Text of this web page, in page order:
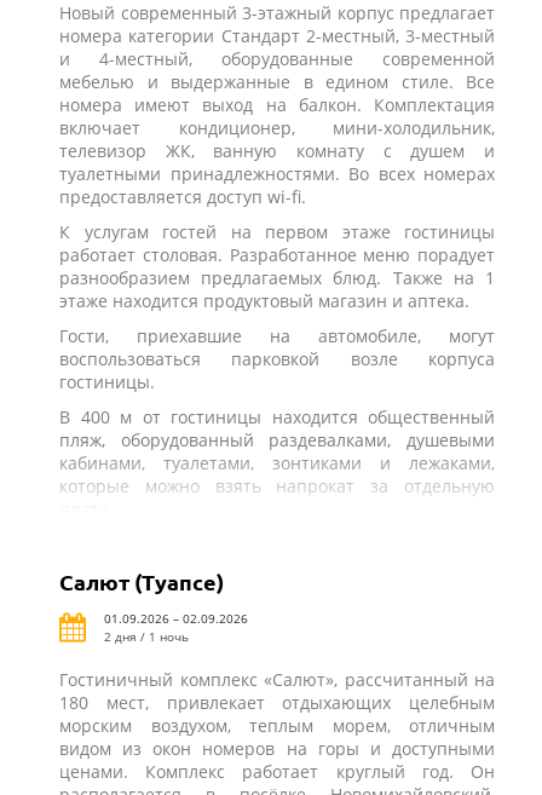
Новый современный 3-этажный корпус предлагает
номера категории Стандарт 2-местный, 3-местный
и 4-местный, оборудованные современной
мебелью и выдержанные в едином стиле. Все
номера имеют выход на балкон. Комплектация
включает кондиционер, мини-холодильник,
телевизор ЖК, ванную комнату с душем и
туалетными принадлежностями. Во всех номерах
предоставляется доступ wi-fi.
К услугам гостей на первом этаже гостиницы
работает столовая. Разработанное меню порадует
разнообразием предлагаемых блюд. Также на 1
этаже находится продуктовый магазин и аптека.
Гости, приехавшие на автомобиле, могут
воспользоваться парковкой возле корпуса
гостиницы.
В 400 м от гостиницы находится общественный
пляж, оборудованный раздевалками, душевыми
кабинами, туалетами, зонтиками и лежаками,
которые можно взять напрокат за отдельную
Салют (Туапсе)
01.09.2026 – 02.09.2026
2 дня / 1 ночь
Гостиничный комплекс «Салют», рассчитанный на
180 мест, привлекает отдыхающих целебным
морским воздухом, теплым морем, отличным
видом из окон номеров на горы и доступными
ценами. Комплекс работает круглый год. Он